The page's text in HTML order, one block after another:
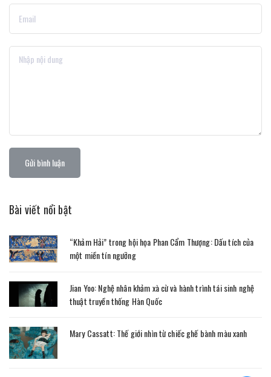
Gửi bình luận
Bài viết nổi bật
“Khảm Hải” trong hội họa Phan Cẩm Thượng: Dấu tích của
một miền tín ngưỡng
Jian Yoo: Nghệ nhân khảm xà cừ và hành trình tái sinh nghệ
thuật truyền thống Hàn Quốc
Mary Cassatt: Thế giới nhìn từ chiếc ghế bành màu xanh